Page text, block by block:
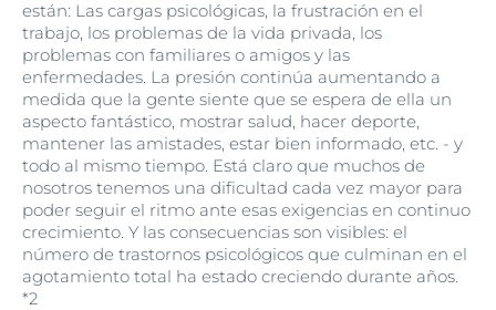
están: Las cargas psicológicas, la frustración en el
trabajo, los problemas de la vida privada, los
problemas con familiares o amigos y las
enfermedades. La presión continúa aumentando a
medida que la gente siente que se espera de ella un
aspecto fantástico, mostrar salud, hacer deporte,
mantener las amistades, estar bien informado, etc. - y
todo al mismo tiempo. Está claro que muchos de
nosotros tenemos una dificultad cada vez mayor para
poder seguir el ritmo ante esas exigencias en continuo
crecimiento. Y las consecuencias son visibles: el
número de trastornos psicológicos que culminan en el
agotamiento total ha estado creciendo durante años.
*2